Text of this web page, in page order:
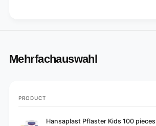
Mehrfachauswahl
Your
cart
PRODUCT
Hansaplast Pflaster Kids 100